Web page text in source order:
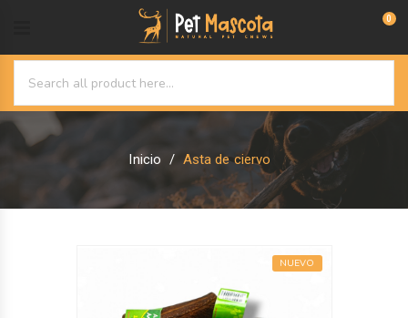
0
Inicio Asta de ciervo
NUEVO